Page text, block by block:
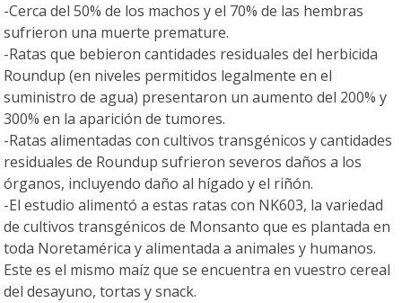
-Cerca del 50% de los machos y el 70% de las hembras
sufrieron una muerte premature.
-Ratas que bebieron cantidades residuales del herbicida
Roundup (en niveles permitidos legalmente en el
suministro de agua) presentaron un aumento del 200% y
300% en la aparición de tumores.
-Ratas alimentadas con cultivos transgénicos y cantidades
residuales de Roundup sufrieron severos daños a los
órganos, incluyendo daño al hígado y el riñón.
-El estudio alimentó a estas ratas con NK603, la variedad
de cultivos transgénicos de Monsanto que es plantada en
toda Noretamérica y alimentada a animales y humanos.
Este es el mismo maíz que se encuentra en vuestro cereal
del desayuno, tortas y snack.